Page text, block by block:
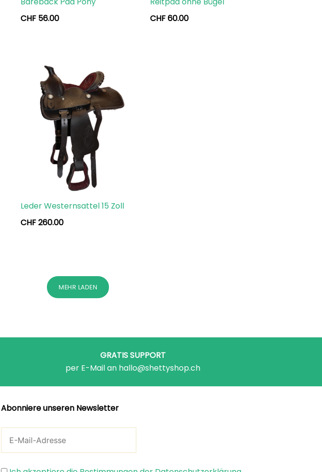
CHF 56.00
CHF60.00
Leder Westernsattel 15 Zoll
CHF260.00
MEHR LADEN
GRATIS SUPPORT
per E-Mail an hallo@shettyshop.ch
Abonniere unseren Newsletter